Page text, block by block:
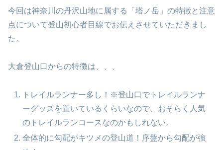
今回は神奈川の丹沢山地に属する「塔ノ岳」の特徴と注意
点について登山初心者目線でお伝えさせていただきまし
た。
大倉登山口からの特徴は、、、
トレイルランナー多し！※登山口でトレイルランナ
ーグッズを置いているくらいなので、おそらく人気
のトレイルランコースなのかもしれない。
全体的に勾配がキツメの登山道！序盤から勾配が強